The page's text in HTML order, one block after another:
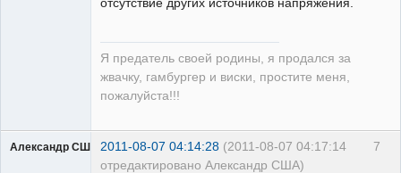
отсутствие других источников напряжения.
Я предатель своей родины, я продался за
жвачку, гамбургер и виски, простите меня,
пожалуйста!!!
7
Александр США 2011-08-07 04:14:28 (2011-08-07 04:17:14
отредактировано Александр США)